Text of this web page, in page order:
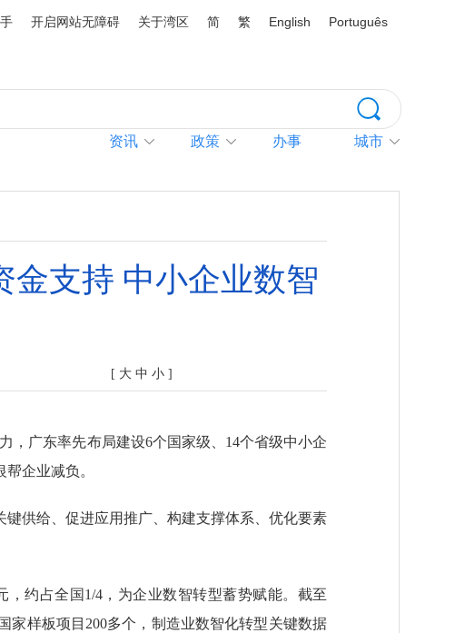
开启网站无障碍 关于湾区 简 繁 English Português
资讯 政策 办事 城市
金支持 中小企业数智
[ 大 中 小 ]
广东率先布局建设6个国家级、14个省级中小企
企业减负。
供给、促进应用推广、构建支撑体系、优化要素
约占全国1/4，为企业数智转型蓄势赋能。截至
家样板项目200多个，制造业数智化转型关键数据